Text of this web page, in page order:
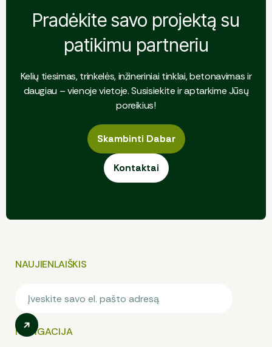
Pradėkite savo projektą su
patikimu partneriu
Kelių tiesimas, trinkelės, inžineriniai tinklai, betonavimas ir
daugiau – vienoje vietoje. Susisiekite ir aptarkime Jūsų
poreikius!
Skambinti Dabar
Skambinti Dabar
Kontaktai
Kontaktai
NAUJIENLAIŠKIS
NAVIGACIJA